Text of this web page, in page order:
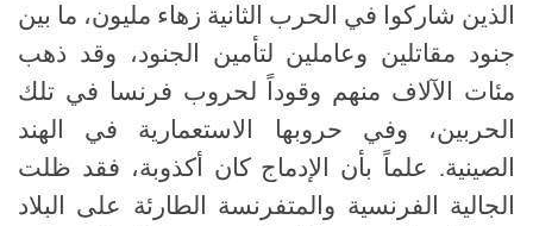
الذين شاركوا في الحرب الثانية زهاء مليون، ما بين
جنود مقاتلين وعاملين لتأمين الجنود، وقد ذهب
مئات الآلاف منهم وقوداً لحروب فرنسا في تلك
الحربين، وفي حروبها الاستعمارية في الهند
الصينية. علماً بأن الإدماج كان أكذوبة، فقد ظلت
الجالية الفرنسية والمتفرنسة الطارئة على البلاد